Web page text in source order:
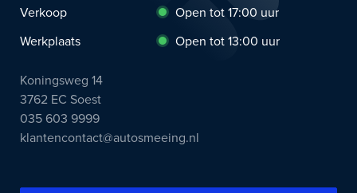
Verkoop
Open tot 17:00 uur
Werkplaats
Open tot 13:00 uur
Koningsweg 14
3762 EC Soest
035 603 9999
klantencontact@autosmeeing.nl